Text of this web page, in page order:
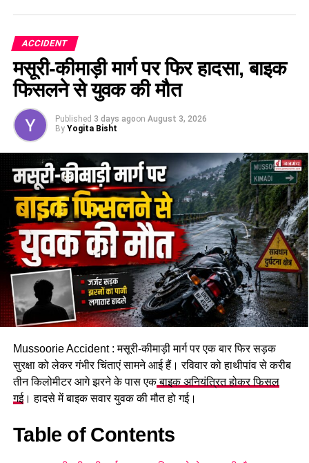
है।
घटना की जानकारी सबसे पहले घास काट रही नेपाली मूल की महिलाओं ने
दी। इसके बाद SDRF, NDRF और प्रशासन की टीमें मौके पर भेजी गईं।
हेलिकॉप्टर में आग लग गई थी और सभी शव बुरी तरह से जल चुके थे।
हेलीकॉप्टर में सवार व्यक्तियों का विवरण
1.कैप्टेन राजबीर सिंह चौहान -पायलट (जयपुर)
2.विक्रम रावत बीकेटीसी निवासी रासी ऊखीमठ
3.विनोद देवी निवासी उत्तरप्रदेश उम्र 66
4.तृष्टि सिंह उत्तरप्रदेश उम्र 19 वर्ष
ACCIDENT
मसूरी-कीमाड़ी मार्ग पर फिर हादसा, बाइक
फिसलने से युवक की मौत
Published 3 days agoon August 3, 2026
By Yogita Bisht
Mussoorie Accident : मसूरी-कीमाड़ी मार्ग पर एक बार फिर सड़क
सुरक्षा को लेकर गंभीर चिंताएं सामने आई हैं। रविवार को हाथीपांव से करीब
तीन किलोमीटर आगे झरने के पास एकबाइक अनियंत्रित होकर फिसल
गई। हादसे में बाइक सवार युवक की मौत हो गई।
Table of Contents